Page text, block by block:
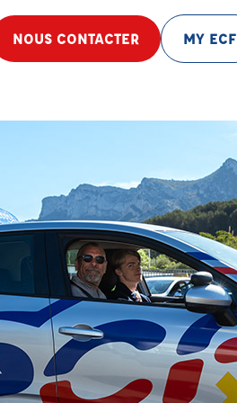
NOUS CONTACTER MY ECF